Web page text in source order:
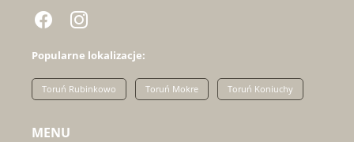
Popularne lokalizacje:
Toruń Rubinkowo Toruń Mokre Toruń Koniuchy
MENU